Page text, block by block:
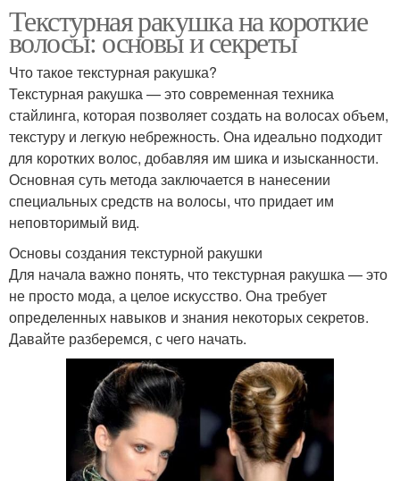
Текстурная ракушка на короткие
волосы: основы и секреты
Что такое текстурная ракушка?
Текстурная ракушка — это современная техника
стайлинга, которая позволяет создать на волосах объем,
текстуру и легкую небрежность. Она идеально подходит
для коротких волос, добавляя им шика и изысканности.
Основная суть метода заключается в нанесении
специальных средств на волосы, что придает им
неповторимый вид.
Основы создания текстурной ракушки
Для начала важно понять, что текстурная ракушка — это
не просто мода, а целое искусство. Она требует
определенных навыков и знания некоторых секретов.
Давайте разберемся, с чего начать.